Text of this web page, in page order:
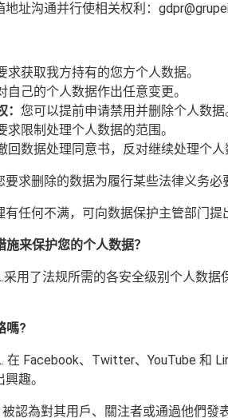
址沟通并行使相关权利：
求获取我方持有的您方个人数据。
自己的个人数据作出任意变更。
：您可以提前申请禁用并删除个人数据
求限制处理个人数据的范围。
回数据处理同意书，反对继续处理个人
求删除的数据为履行某些法律义务
任何不满，可向数据保护主管部门提
来保护您的个人数据？
采用了法规所需的各安全级别个人数
嗎?
在 Facebook、Twitter、YouTube 和
趣。
被認為對其用戶、關注者或通過他們